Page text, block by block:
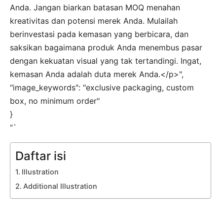
Anda. Jangan biarkan batasan MOQ menahan
kreativitas dan potensi merek Anda. Mulailah
berinvestasi pada kemasan yang berbicara, dan
saksikan bagaimana produk Anda menembus pasar
dengan kekuatan visual yang tak tertandingi. Ingat,
kemasan Anda adalah duta merek Anda.</p>",
"image_keywords": "exclusive packaging, custom
box, no minimum order"
}
“`
Daftar isi
Illustration
Additional Illustration